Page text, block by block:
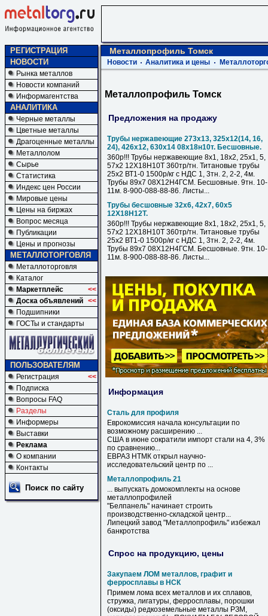
РЕГИСТРАЦИЯ
НОВОСТИ
Рынка металлов
Новости компаний
Информагентства
АНАЛИТИКА
Черные металлы
Цветные металлы
Драгоценные металлы
Металлолом
Сырье
Статистика
Индекс цен России
Мировые цены
Цены на биржах
Вопрос месяца
Публикации
Цены и прогнозы
МЕТАЛЛОТОРГОВЛЯ
Металлоторговля
Каталог
Маркетплейс
<<
Доска объявлений <<
Подшипники
ГОСТы и стандарты
ПОЛЬЗОВАТЕЛЯМ
Регистрация
<<
Подписка
Вопросы FAQ
Разделы
Информеры
Выставки
Реклама
О компании
Контакты
Поиск по сайту
Металлопрофиль Томск
Новости Аналитика и цены
Металлопрофиль Томск
Предложения на продажу
Трубы нержавеющие 273х13, 325х12(14, 16,
24), 426х12, 630х14 08х18н10т. Бесшовные.
360р!!! Трубы нержавеющие 8х1, 18х2, 25х1, 5,
57х2 12Х18Н10Т 360тр/тн. Титановые трубы
25х2 ВТ1-0 1500р/кг с НДС 1, 3тн. 2, 2-2, 4м.
Трубы 89х7 08Х12Н4ГСМ. Бесшовные. 9тн. 10-
11м. 8-900-088-88-86. Листы...
Трубы бесшовные 32х6, 42х7, 60х5
12Х18Н12Т.
360р!!! Трубы нержавеющие 8х1, 18х2, 25х1, 5,
57х2 12Х18Н10Т 360тр/тн. Титановые трубы
25х2 ВТ1-0 1500р/кг с НДС 1, 3тн. 2, 2-2, 4м.
Трубы 89х7 08Х12Н4ГСМ. Бесшовные. 9тн. 10-
11м. 8-900-088-88-86. Листы...
Информация
Сталь для профиля
Еврокомиссия начала консультации по
возможному расширению ...
США в июне сократили импорт стали на 4, 3%
по сравнению...
ЕВРАЗ НТМК открыл научно-
исследовательский центр по ...
Металлопрофиль 21
... выпускать домокомплекты на основе
металлопрофилей
"Белпанель" начинает строить
производственно-складской центр...
Липецкий завод "Металлопрофиль" избежал
банкротства
Спрос на продукцию, цены
Закупаем ЛОМ металлов, графит и
ферросплавы в НСК
Примем лома всех металлов и их сплавов,
стружка, лигатуры, ферросплавы, порошки
(оксиды) редкоземельные металлы РЗМ,